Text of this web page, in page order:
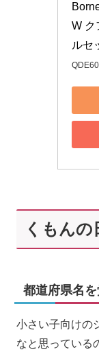
W ク
ルセ
くもん
都道府県名
小さい子向けの
なと思っている